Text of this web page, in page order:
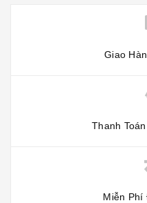
Giao
Thanh
Miễn Phí